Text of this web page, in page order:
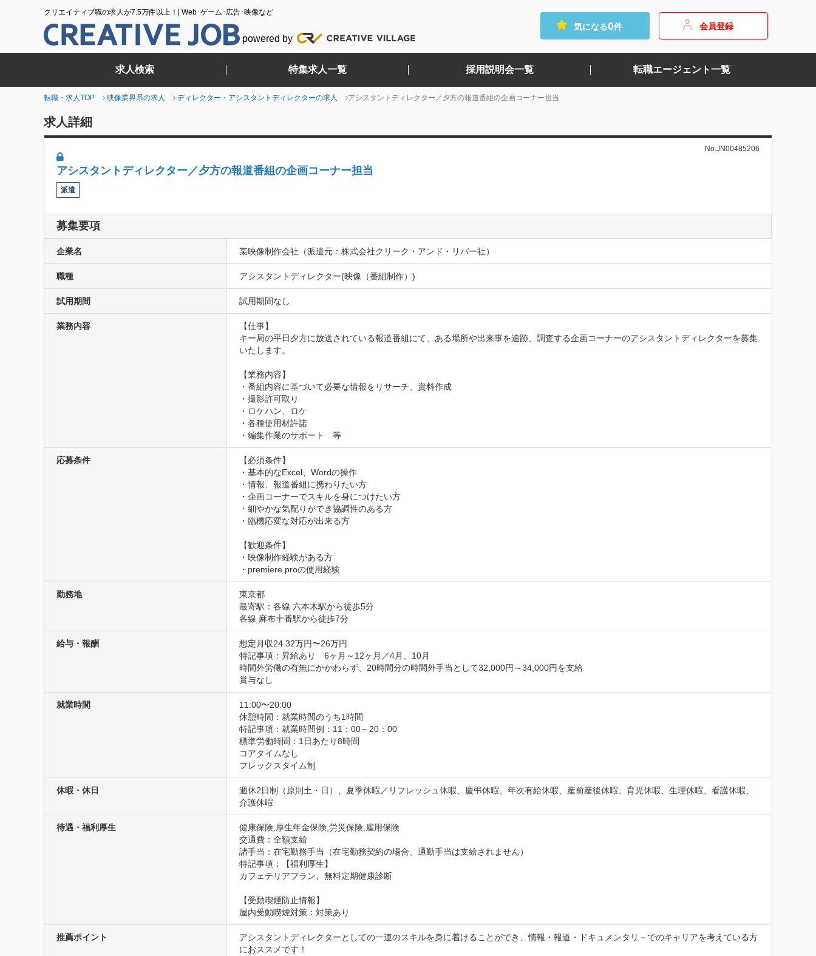
クリエイティブ職の求人が7.5万件以上！| Web･ゲーム･広告･映像など
powered by
気になる0件 会員登録
求人検索 特集求人一覧 採用説明会一覧 転職エージェント一覧
転職・求人TOP 映像業界系の求人 ディレクター・アシスタントディレクターの求人 アシスタントディレクター／夕方の報道番組の企画コーナー担当
求人詳細
アシスタントディレクター／夕方の報道番組の企画コーナー担当
No.JN00485206
派遣
募集要項
企業名 某映像制作会社（派遣元：株式会社クリーク・アンド・リバー社）
職種 アシスタントディレクター(映像（番組制作）)
試用期間 試用期間なし
業務内容
【仕事】
キー局の平日夕方に放送されている報道番組にて、ある場所や出来事を追跡、調査する企画コーナーのアシスタントディレクターを募集
いたします。
【業務内容】
・番組内容に基づいて必要な情報をリサーチ、資料作成
・撮影許可取り
・ロケハン、ロケ
・各種使用材許諾
・編集作業のサポート　等
応募条件
【必須条件】
・基本的なExcel、Wordの操作
・情報、報道番組に携わりたい方
・企画コーナーでスキルを身につけたい方
・細やかな気配りができ協調性のある方
・臨機応変な対応が出来る方
【歓迎条件】
・映像制作経験がある方
・premiere proの使用経験
勤務地
東京都
最寄駅：各線 六本木駅から徒歩5分
各線 麻布十番駅から徒歩7分
給与・報酬
想定月収24.32万円〜26万円
特記事項：昇給あり　6ヶ月～12ヶ月／4月、10月
時間外労働の有無にかかわらず、20時間分の時間外手当として32,000円～34,000円を支給
賞与なし
就業時間
11:00〜20:00
休憩時間：就業時間のうち1時間
特記事項：就業時間例：11：00～20：00
標準労働時間：1日あたり8時間
コアタイムなし
フレックスタイム制
休暇・休日
週休2日制（原則土・日）、夏季休暇／リフレッシュ休暇、慶弔休暇、年次有給休暇、産前産後休暇、育児休暇、生理休暇、看護休暇、
介護休暇
待遇・福利厚生
健康保険,厚生年金保険,労災保険,雇用保険
交通費：全額支給
諸手当：在宅勤務手当（在宅勤務契約の場合、通勤手当は支給されません）
特記事項：【福利厚生】
カフェテリアプラン、無料定期健康診断
【受動喫煙防止情報】
屋内受動喫煙対策：対策あり
推薦ポイント
アシスタントディレクターとしての一連のスキルを身に着けることができ、情報・報道・ドキュメンタリ－でのキャリアを考えている方
におススメです！